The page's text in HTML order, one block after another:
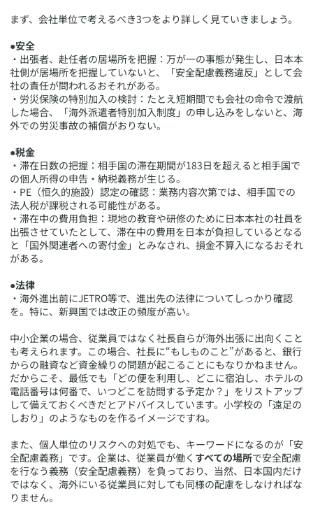
まず、会社単位で考えるべき3つをより詳しく見ていきましょう。
●安全
・出張者、赴任者の居場所を把握：万が一の事態が発生し、日本本
社側が居場所を把握していないと、「安全配慮義務違反」として会
社の責任が問われるおそれがある。
・労災保険の特別加入の検討：たとえ短期間でも会社の命令で渡航
した場合、「海外派遣者特別加入制度」の申し込みをしないと、海
外での労災事故の補償がおりない。
●税金
・滞在日数の把握：相手国の滞在期間が183日を超えると相手国で
の個人所得の申告・納税義務が生じる。
・PE（恒久的施設）認定の確認：業務内容次第では、相手国での
法人税が課税される可能性がある。
・滞在中の費用負担：現地の教育や研修のために日本本社の社員を
出張させていたとして、滞在中の費用を日本が負担しているとなる
と「国外関連者への寄付金」とみなされ、損金不算入になるおそれ
がある。
●法律
・海外進出前にJETRO等で、進出先の法律についてしっかり確認
を。特に、新興国では改正の頻度が高い。
中小企業の場合、従業員ではなく社長自らが海外出張に出向くこと
も考えられます。この場合、社長に“もしものこと”があると、銀行
からの融資など資金繰りの問題が起こることにもなりかねません。
だからこそ、最低でも「どの便を利用し、どこに宿泊し、ホテルの
電話番号は何番で、いつどこを訪問する予定か？」をリストアップ
して備えておくべきだとアドバイスしています。小学校の「遠足の
しおり」のようなものを作るイメージですね。
また、個人単位のリスクへの対処でも、キーワードになるのが「安
全配慮義務」です。企業は、従業員が働く すべての場所で安全配慮
を行なう義務（安全配慮義務）を負っており、当然、日本国内だけ
ではなく、海外にいる従業員に対しても同様の配慮をしなければな
りません。